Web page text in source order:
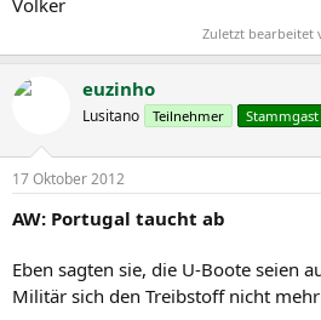
Zuletzt bearbeitet
euzinho
Lusitano Teilnehmer Stammgast
17 Oktober 2012
AW: Portugal taucht ab
Eben sagten sie, die U-Boote seien
Militär sich den Treibstoff nicht